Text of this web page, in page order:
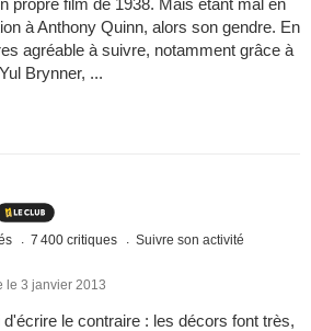
à Anthony Quinn, alors son gendre. En
agréable à suivre, notamment grâce à
Brynner, ...
7 400 critiques Suivre son activité
le 3 janvier 2013
le contraire : les décors font très,